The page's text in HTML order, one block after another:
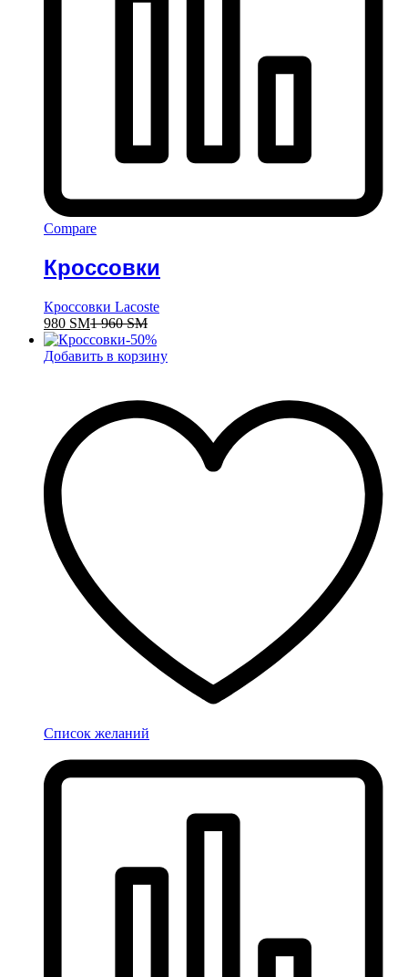
Compare
Кроссовки
Кроссовки Lacoste
980 ЅМ1 960ЅМ
-50%
Добавить в корзину
Список желаний